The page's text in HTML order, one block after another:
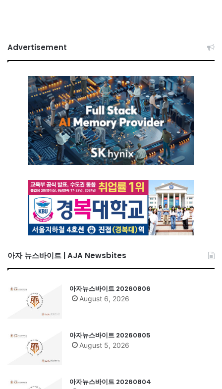
Advertisement
아자 뉴스바이트 | AJA Newsbites
아자뉴스바이트 20260806
August 6, 2026
아자뉴스바이트 20260805
August 5, 2026
아자뉴스바이트 20260804